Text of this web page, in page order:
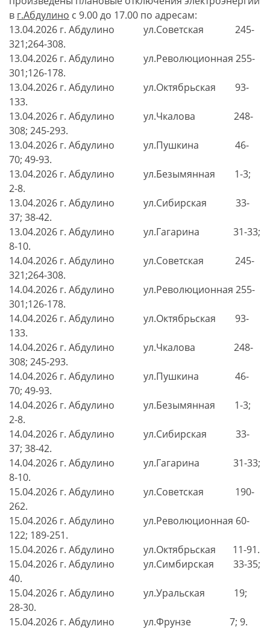
в г.Абдулино с 9.00 до 17.00 по адресам:
13.04.2026 г. Абдулино ул.Советская 245-
321;264-308.
13.04.2026 г. Абдулино ул.Революционная 255-
301;126-178.
13.04.2026 г. Абдулино ул.Октябрьская 93-
133.
13.04.2026 г. Абдулино ул.Чкалова 248-
308; 245-293.
13.04.2026 г. Абдулино ул.Пушкина 46-
70; 49-93.
13.04.2026 г. Абдулино ул.Безымянная 1-3;
2-8.
13.04.2026 г. Абдулино ул.Сибирская 33-
37; 38-42.
13.04.2026 г. Абдулино ул.Гагарина 31-33;
8-10.
14.04.2026 г. Абдулино ул.Советская 245-
321;264-308.
14.04.2026 г. Абдулино ул.Революционная 255-
301;126-178.
14.04.2026 г. Абдулино ул.Октябрьская 93-
133.
14.04.2026 г. Абдулино ул.Чкалова 248-
308; 245-293.
14.04.2026 г. Абдулино ул.Пушкина 46-
70; 49-93.
14.04.2026 г. Абдулино ул.Безымянная 1-3;
2-8.
14.04.2026 г. Абдулино ул.Сибирская 33-
37; 38-42.
14.04.2026 г. Абдулино ул.Гагарина 31-33;
8-10.
15.04.2026 г. Абдулино ул.Советская 190-
262.
15.04.2026 г. Абдулино ул.Революционная 60-
122; 189-251.
15.04.2026 г. Абдулино ул.Октябрьская 11-91.
15.04.2026 г. Абдулино ул.Симбирская 33-35;
40.
15.04.2026 г. Абдулино ул.Уральская 19;
28-30.
15.04.2026 г. Абдулино ул.Фрунзе 7; 9.